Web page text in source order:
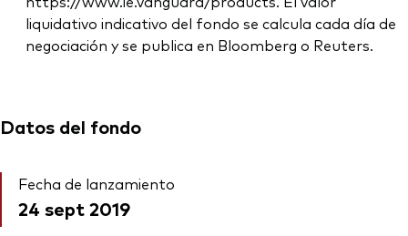
liquidativo indicativo del fondo se calcula cada día de
negociación y se publica en Bloomberg o Reuters.
Datos del fondo
Fecha de lanzamiento
24 sept 2019